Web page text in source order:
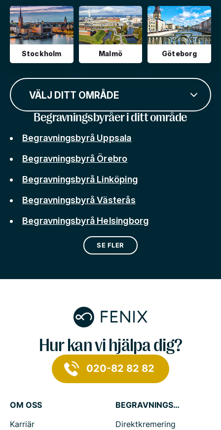
Stockholm Malmö Göteborg
VÄLJ DITT OMRÅDE
Begravningsbyråer i ditt område
Begravningsbyrå Uppsala
Begravningsbyrå Örebro
Begravningsbyrå Linköping
Begravningsbyrå Västerås
Begravningsbyrå Helsingborg
SE FLER
Hur kan vi hjälpa dig?
020-82 82 82
OM OSS
Karriär
BEGRAVNINGSTJÄNSTER
Direktkremering